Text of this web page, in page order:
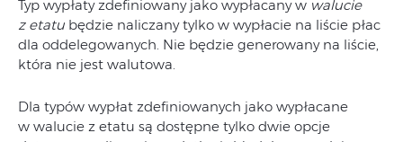
Typ wypłaty zdefiniowany jako wypłacany w walucie
z etatu będzie naliczany tylko w wypłacie na liście płac
dla oddelegowanych. Nie będzie generowany na liście,
która nie jest walutowa.
Dla typów wypłat zdefiniowanych jako wypłacane
w walucie z etatu są dostępne tylko dwie opcje